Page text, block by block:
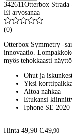
342611 Otterbox
Ei arvosanaa
(0)
Otterbox Symmetry -
innovaatio.
myös tehokkaasti
Ohut ja
Yksi
Aitoa nahkaa
Etukansi
Iphone SE 2020
Hinta 49,90 €. 49,90